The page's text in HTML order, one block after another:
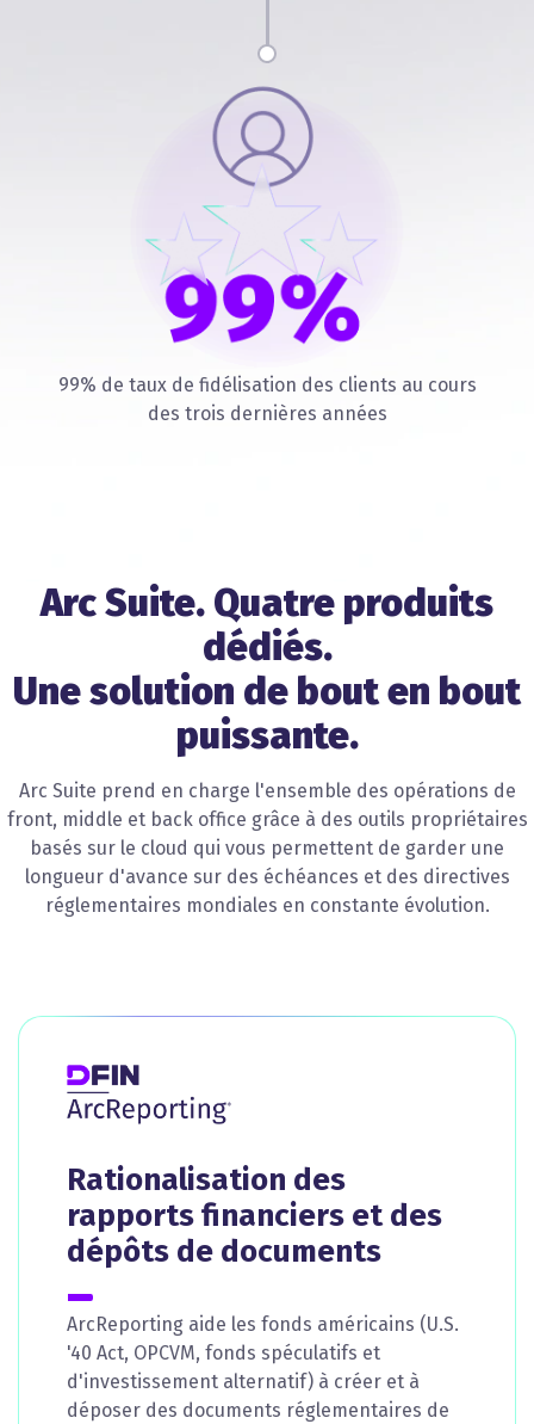
99% de taux de fidélisation des clients au cours
des trois dernières années
Arc Suite. Quatre produits
dédiés.
Une solution de bout en bout
puissante.
Arc Suite prend en charge l'ensemble des opérations de
front, middle et back office grâce à des outils propriétaires
basés sur le cloud qui vous permettent de garder une
longueur d'avance sur des échéances et des directives
réglementaires mondiales en constante évolution.
Rationalisation des
rapports financiers et des
dépôts de documents
ArcReporting aide les fonds américains (U.S.
'40 Act, OPCVM, fonds spéculatifs et
d'investissement alternatif) à créer et à
déposer des documents réglementaires de